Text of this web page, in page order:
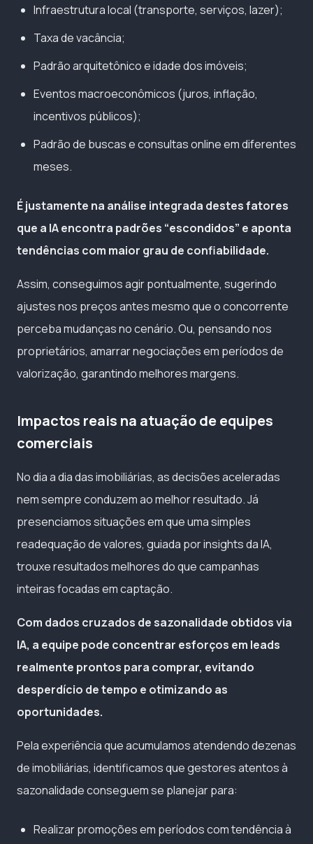
Infraestrutura local (transporte, serviços, lazer);
Taxa de vacância;
Padrão arquitetônico e idade dos imóveis;
Eventos macroeconômicos (juros, inflação,
incentivos públicos);
Padrão de buscas e consultas online em diferentes
meses.
É justamente na análise integrada destes fatores
que a IA encontra padrões “escondidos” e aponta
tendências com maior grau de confiabilidade.
Assim, conseguimos agir pontualmente, sugerindo
ajustes nos preços antes mesmo que o concorrente
perceba mudanças no cenário. Ou, pensando nos
proprietários, amarrar negociações em períodos de
valorização, garantindo melhores margens.
Impactos reais na atuação de equipes
comerciais
No dia a dia das imobiliárias, as decisões aceleradas
nem sempre conduzem ao melhor resultado. Já
presenciamos situações em que uma simples
readequação de valores, guiada por insights da IA,
trouxe resultados melhores do que campanhas
inteiras focadas em captação.
Com dados cruzados de sazonalidade obtidos via
IA, a equipe pode concentrar esforços em leads
realmente prontos para comprar, evitando
desperdício de tempo e otimizando as
oportunidades.
Pela experiência que acumulamos atendendo dezenas
de imobiliárias, identificamos que gestores atentos à
sazonalidade conseguem se planejar para:
Realizar promoções em períodos com tendência à